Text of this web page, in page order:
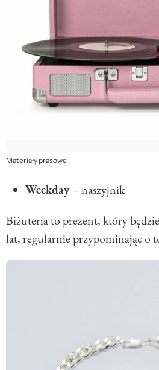
Materiały prasowe
Weekday– naszyjnik
Biżuteria to prezent, który
lat, regularnie przypominając o